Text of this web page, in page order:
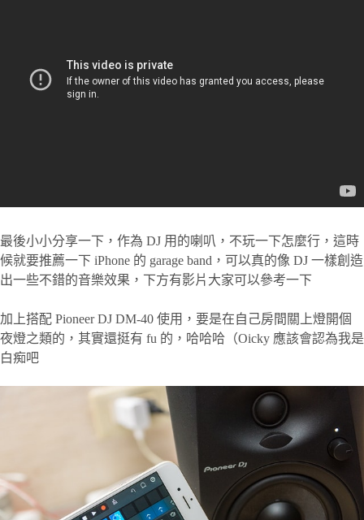
最後小小分享一下，作為 DJ 用的喇叭，不玩一下怎麼行，這時
候就要推薦一下 iPhone 的 garage band，可以真的像 DJ 一樣創造
出一些不錯的音樂效果，下方有影片大家可以參考一下
加上搭配 Pioneer DJ DM-40 使用，要是在自己房間關上燈開個
夜燈之類的，其實還挺有 fu 的，哈哈哈（Oicky 應該會認為我是
白痴吧